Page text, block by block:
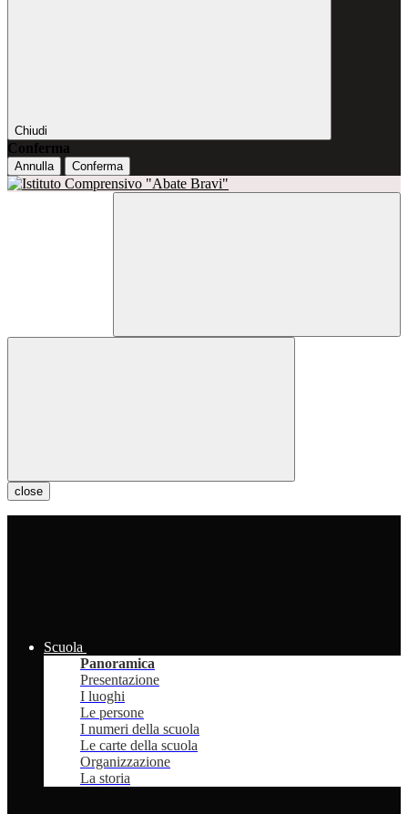
Chiudi
Conferma
Annulla Conferma
close
Scuola
Panoramica
Presentazione
I luoghi
Le persone
I numeri della scuola
Le carte della scuola
Organizzazione
La storia